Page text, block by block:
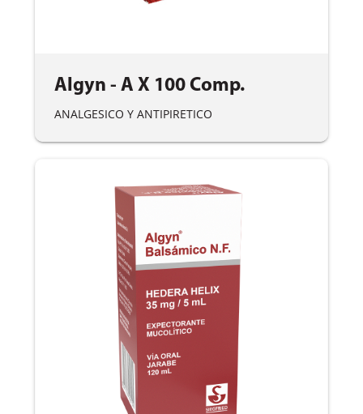
Algyn - A X 100 Comp.
ANALGESICO Y ANTIPIRETICO